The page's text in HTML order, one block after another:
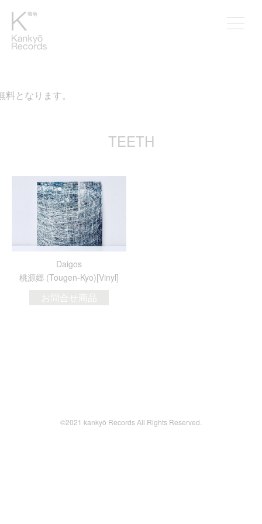
となります。
TEETH
Daigos
桃源郷 (Tougen-Kyo)[Vinyl]
お問合せ商品
©2021 kankyō Records All Rights Reserved.